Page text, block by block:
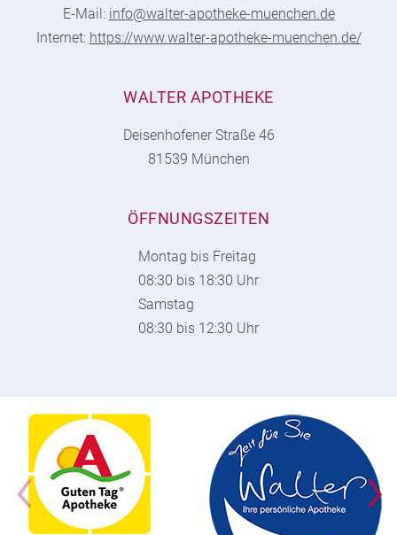
E-Mail: info@walter-apotheke-muenchen.de
Internet: https://www.walter-apotheke-muenchen.de/
WALTER APOTHEKE
Deisenhofener Straße 46
81539 München
ÖFFNUNGSZEITEN
Montag bis Freitag
08:30 bis 18:30 Uhr
Samstag
08:30 bis 12:30 Uhr